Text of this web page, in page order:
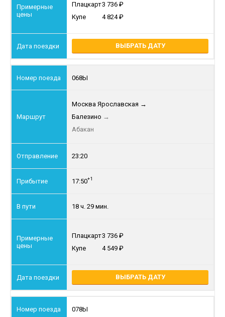
Плацкарт3 736
Купе
4 824
ВЫБРАТЬ ДАТУ
068Ы
Москва Ярославская →
Балезино →
Абакан
23:20
17:50+1
18 ч. 29 мин.
Плацкарт3 736
Купе
4 549
ВЫБРАТЬ ДАТУ
078Ы